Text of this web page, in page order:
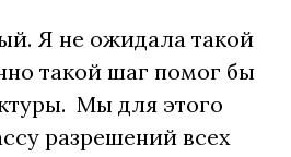
Я не ожидала такой
такой шаг помог бы
Мы для этого
разрешений всех